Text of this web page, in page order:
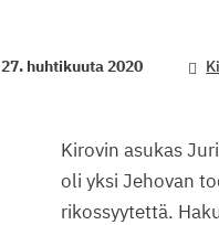
27. huhtikuuta 2020
Kirovin asukas
oli yksi Jehovan
rikossyytettä.